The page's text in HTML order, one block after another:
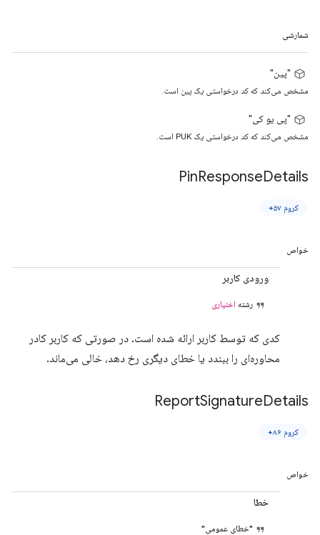
شمارشی
"پین"
مشخص می‌کند که کد درخواستی یک پین است.
"پی یو کی"
مشخص می‌کند که کد درخواستی یک PUK است.
PinResponseDetails
کروم ۵۷+
خواص
ورودی کاربر
رشته اختیاری
کدی که توسط کاربر ارائه شده است. در صورتی که کاربر کادر
محاوره‌ای را ببندد یا خطای دیگری رخ دهد، خالی می‌ماند.
ReportSignatureDetails
کروم ۸۶+
خواص
خطا
"خطای عمومی"